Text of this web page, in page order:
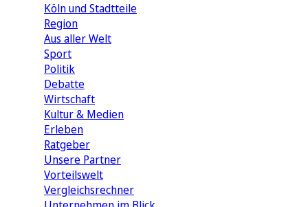
Köln und Stadtteile
Region
Aus aller Welt
Sport
Politik
Debatte
Wirtschaft
Kultur & Medien
Erleben
Ratgeber
Unsere Partner
Vorteilswelt
Vergleichsrechner